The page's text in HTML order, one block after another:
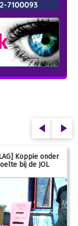
Koppie onder
bij de JOL